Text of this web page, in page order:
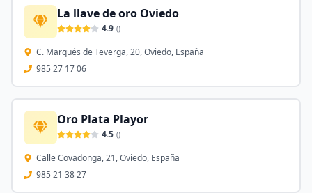
La llave de oro Oviedo
4.9 ()
C. Marqués de Teverga, 20, Oviedo, España
985 27 17 06
Oro Plata Playor
4.5 ()
Calle Covadonga, 21, Oviedo, España
985 21 38 27